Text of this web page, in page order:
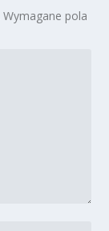
Wymagane pola